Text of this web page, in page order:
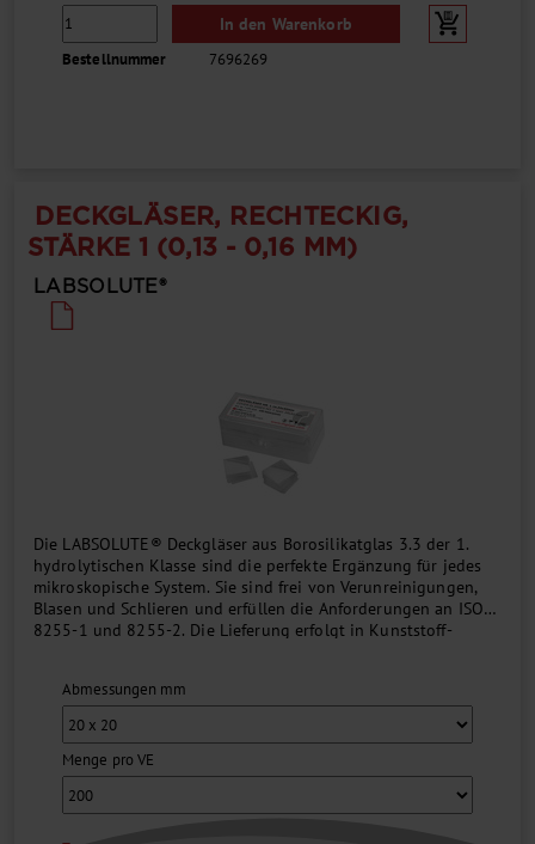
In den Warenkorb
Bestellnummer 7696269
DECKGLÄSER, RECHTECKIG,
STÄRKE 1 (0,13 - 0,16 MM)
LABSOLUTE®
Die LABSOLUTE® Deckgläser aus Borosilikatglas 3.3 der 1.
hydrolytischen Klasse sind die perfekte Ergänzung für jedes
mikroskopische System. Sie sind frei von Verunreinigungen,
Blasen und Schlieren und erfüllen die Anforderungen an ISO
8255-1 und 8255-2. Die Lieferung erfolgt in Kunststoff-
Abmessungen mm
Menge pro VE